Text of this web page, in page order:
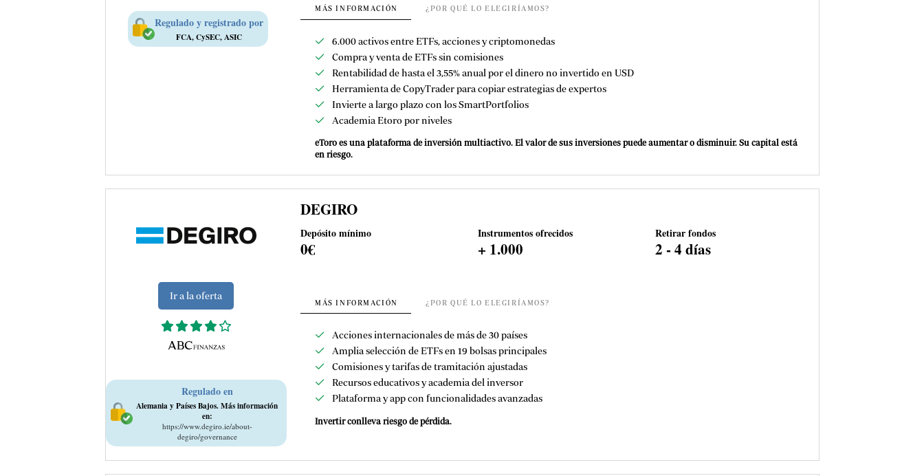
Regulado y registrado por
FCA, CySEC, ASIC
MÁS INFORMACIÓN ¿POR QUÉ LO ELEGIRÍAMOS?
6.000 activos entre ETFs, acciones y criptomonedas
Compra y venta de ETFs sin comisiones
Rentabilidad de hasta el 3,55% anual por el dinero no invertido en USD
Herramienta de CopyTrader para copiar estrategias de expertos
Invierte a largo plazo con los SmartPortfolios
Academia Etoro por niveles
eToro es una plataforma de inversión multiactivo. El valor de sus inversiones puede aumentar o disminuir. Su capital está
en riesgo.
Ir a la oferta
Regulado en
Alemania y Países Bajos. Más información
en:
https://www.degiro.ie/about-
degiro/governance
DEGIRO
Depósito mínimo
0€
Instrumentos ofrecidos
+ 1.000
Retirar fondos
2 - 4 días
MÁS INFORMACIÓN ¿POR QUÉ LO ELEGIRÍAMOS?
Acciones internacionales de más de 30 países
Amplia selección de ETFs en 19 bolsas principales
Comisiones y tarifas de tramitación ajustadas
Recursos educativos y academia del inversor
Plataforma y app con funcionalidades avanzadas
Invertir conlleva riesgo de pérdida.